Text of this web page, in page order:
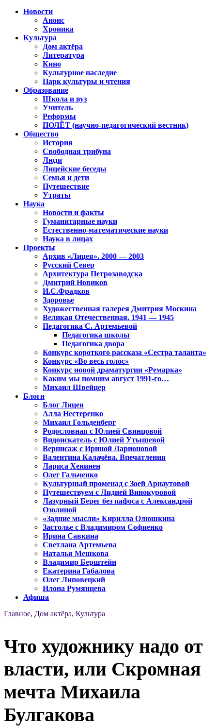
Новости
Анонс
Хроника
Культура
Дом актёра
Литература
Кино
Культурное наследие
Парк культуры и чтения
Образование
Школа и вуз
Учитель
Реформы
ПОЛЁТ (научно-педагогический вестник)
Общество
История
Свободная трибуна
Люди
Лицейские беседы
Семья и дети
Путешествие
Утраты
Наука
Новости и факты
Гуманитарные науки
Естественно-математические науки
Наука в лицах
Проекты
Архив «Лицея». 2000 — 2003
Русский Север
Архитектура Петрозаводска
Дмитрий Новиков
И.С.Фрадков
Здоровье
Художественная галерея Дмитрия Москина
Великая Отечественная. 1941 — 1945
Педагогика С. Артемьевой
Педагогика школы
Педагогика двора
Конкурс короткого рассказа «Сестра таланта»
Конкурс «Во весь голос»
Конкурс новой драматургии «Ремарка»
Каким мы помним август 1991-го…
Михаил Швейцер
Блоги
Блог Лицея
Алла Нестеренко
Михаил Гольденберг
Родословная с Юлией Свинцовой
Видоискатель с Юлией Утышевой
Вернисаж с Ириной Ларионовой
Валентина Калачёва. Впечатления
Лариса Хенинен
Олег Гальченко
Культурный променад с Зоей Арнаутовой
Путешествуем с Лидией Винокуровой
Лазурный Берег без пафоса с Александрой
Озолиной
«Задние мысли» Кирилла Олюшкина
Застолье с Владимиром Софиенко
Ирина Савкина
Светлана Артемьева
Наталья Мешкова
Владимир Берштейн
Екатерина Габалова
Олег Липовецкий
Илона Румянцева
Афиша
Главное, Дом актёра, Культура
Что художнику надо от
власти, или Скромная
мечта Михаила
Булгакова